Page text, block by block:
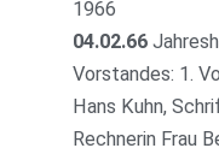
1966
04.02.66
Vorstandes: 1.
Hans Kuhn,
Rechnerin Frau